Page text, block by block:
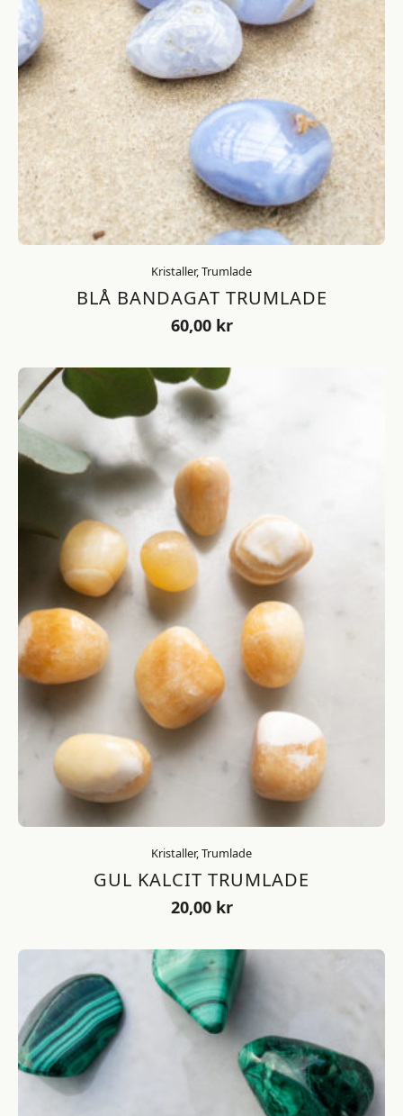
Kristaller, Trumlade
BLÅ BANDAGAT TRUMLADE
60,00 kr
Kristaller, Trumlade
GUL KALCIT TRUMLADE
20,00 kr